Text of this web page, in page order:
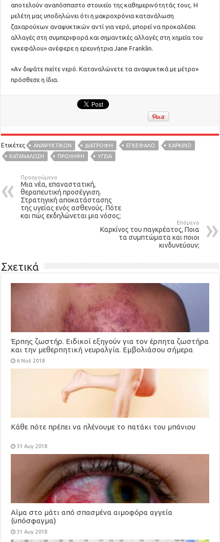
αποτελούν αναπόσπαστο στοιχείο της καθημερινότητάς τους. Η
μελέτη μας υποδηλώνει ότι η μακροχρόνια κατανάλωση
ζαχαρούχων αναψυκτικών αντί για νερό, μπορεί να προκαλέσει
αλλαγές στη συμπεριφορά και σημαντικές αλλαγές στη χημεία του
εγκεφάλου» ανέφερε η ερευνήτρια Jane Franklin.
«Αν διψάτε πιείτε νερό. Καταναλώνετε τα αναψυκτικά με μέτρο»
πρόσθεσε η ίδια.
Ετικέτες ΑΝΑΨΥΚΤΙΚΏΝ ΔΙΑΤΡΟΦΉ ΕΓΚΈΦΑΛΟ
ΚΑΡΚΊΝΟ
ΚΑΤΑΝΆΛΩΣΗ
ΠΡΟΛΗΨΗ ΥΓΕΙΑ
Προηγούμενο
Μια νέα, επαναστατική,
θεραπευτική προσέγγιση.
Στρατηγική αποκατάστασης
της υγείας ενός ασθενούς. Πότε
και πώς εκδηλώνεται μια νόσος;
Επόμενο
Καρκίνος του παγκρέατος, Ποια
τα συμπτώματα και ποιοι
κινδυνεύουν;
Σχετικά
Έρπης ζωστήρ. Ειδικοί εξηγούν για τον έρπητα ζωστήρα
και την μεθερπητική νευραλγία. Εμβολιάσου σήμερα
(video)
6 Νοέ 2018
Κάθε πότε πρέπει να πλένουμε το πατάκι του μπάνιου
31 Αυγ 2018
Αίμα στο μάτι από σπασμένα αιμοφόρα αγγεία
(υπόσφαγμα)
31 Αυγ 2018